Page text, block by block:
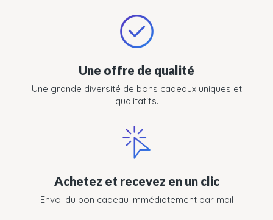
Une offre de qualité
Une grande diversité de bons cadeaux uniques et
qualitatifs.
Achetez et recevez en un clic
Envoi du bon cadeau immédiatement par mail